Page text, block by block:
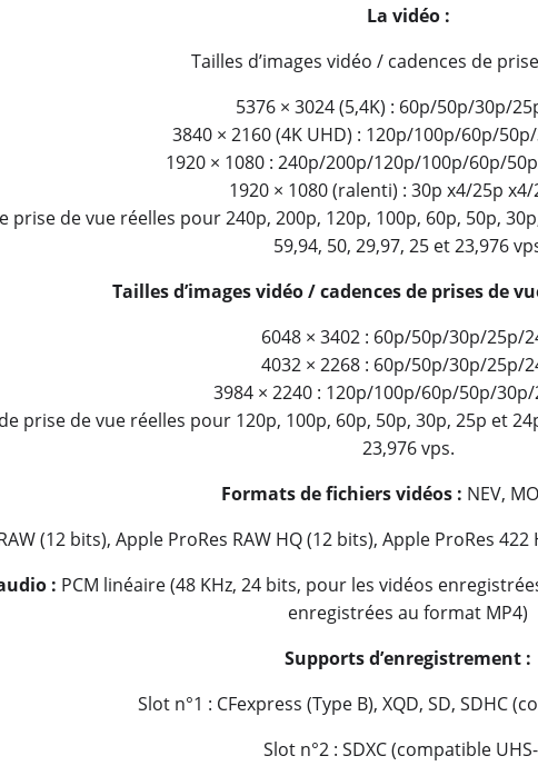
La vidéo :
Tailles d’images vidéo / cadences de
5376 × 3024 (5,4K) : 60p/50p/30p/
3840 × 2160 (4K UHD) : 120p/100p/60p/
1920 × 1080 : 240p/200p/120p/100p/60p/
1920 × 1080 (ralenti) : 30p x4/25p x4/
prise de vue réelles pour 240p, 200p, 120p, 100p, 60p, 50p,
59,94, 50, 29,97, 25 et 23,976
Tailles d’images vidéo / cadences de prises de
6048 × 3402 : 60p/50p/30p/25p/
4032 × 2268 : 60p/50p/30p/25p/
3984 × 2240 : 120p/100p/60p/50p/
prise de vue réelles pour 120p, 100p, 60p, 50p, 30p, 25p et
23,976 vps.
Formats de fichiers vidéos : NEV,
(12 bits), Apple ProRes RAW HQ (12 bits), Apple ProRes
: PCM linéaire (48 KHz, 24 bits, pour les vidéos
enregistrées au format MP4)
Supports d’enregistrement :
Slot n°1 : CFexpress (Type B), XQD, SD, SDHC
Slot n°2 : SDXC (compatible